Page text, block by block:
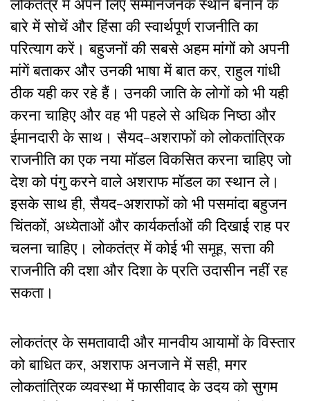
लोकतंत्र में अपने लिए सम्मानजनक स्थान बनाने के
बारे में सोचें और हिंसा की स्वार्थपूर्ण राजनीति का
परित्याग करें। बहुजनों की सबसे अहम मांगों को अपनी
मांगें बताकर और उनकी भाषा में बात कर, राहुल गांधी
ठीक यही कर रहे हैं। उनकी जाति के लोगों को भी यही
करना चाहिए और वह भी पहले से अधिक निष्ठा और
ईमानदारी के साथ। सैयद-अशराफों को लोकतांत्रिक
राजनीति का एक नया मॉडल विकसित करना चाहिए जो
देश को पंगु करने वाले अशराफ मॉडल का स्थान ले।
इसके साथ ही, सैयद-अशराफों को भी पसमांदा बहुजन
चिंतकों, अध्येताओं और कार्यकर्ताओं की दिखाई राह पर
चलना चाहिए। लोकतंत्र में कोई भी समूह, सत्ता की
राजनीति की दशा और दिशा के प्रति उदासीन नहीं रह
सकता।
लोकतंत्र के समतावादी और मानवीय आयामों के विस्तार
को बाधित कर, अशराफ अनजाने में सही, मगर
लोकतांत्रिक व्यवस्था में फासीवाद के उदय को सुगम